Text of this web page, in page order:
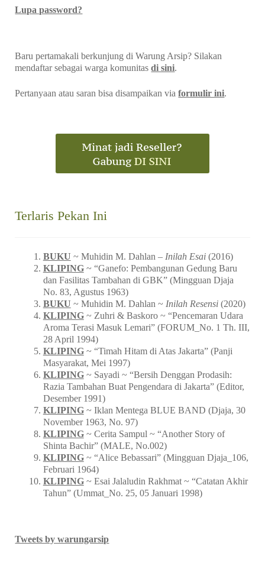
Lupa password?
Baru pertamakali berkunjung di Warung Arsip? Silakan
mendaftar sebagai warga komunitasdi sini.
Pertanyaan atau saran bisa disampaikan viaformulir ini.
Terlaris Pekan Ini
BUKU ~ Muhidin M. Dahlan – Inilah Esai(2016)
KLIPING~ “Ganefo: Pembangunan Gedung Baru
dan Fasilitas Tambahan di GBK” (Mingguan Djaja
No. 83, Agustus 1963)
BUKU ~ Muhidin M. Dahlan ~ Inilah Resensi(2020)
KLIPING~ Zuhri & Baskoro ~ “Pencemaran Udara
Aroma Terasi Masuk Lemari” (FORUM_No. 1 Th. III,
28 April 1994)
KLIPING~ “Timah Hitam di Atas Jakarta” (Panji
Masyarakat, Mei 1997)
KLIPING~ Sayadi ~ “Bersih Denggan Prodasih:
Razia Tambahan Buat Pengendara di Jakarta” (Editor,
Desember 1991)
KLIPING~ Iklan Mentega BLUE BAND (Djaja, 30
November 1963, No. 97)
KLIPING~ Cerita Sampul ~ “Another Story of
Shinta Bachir” (MALE, No.002)
KLIPING~ “Alice Bebassari” (Mingguan Djaja_106,
Februari 1964)
KLIPING~ Esai Jalaludin Rakhmat ~ “Catatan Akhir
Tahun” (Ummat_No. 25, 05 Januari 1998)
Tweets by warungarsip